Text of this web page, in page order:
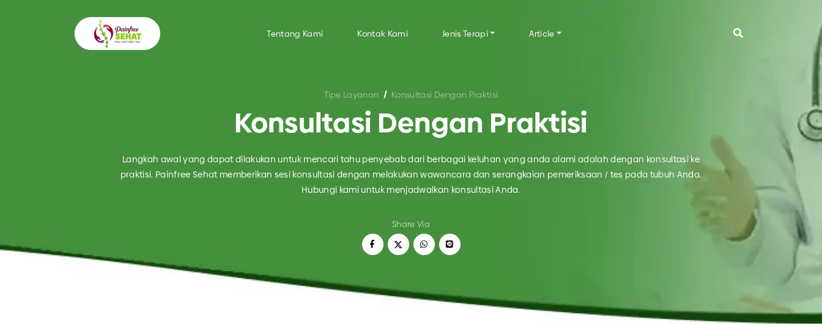
Tentang Kami Kontak Kami Jenis Terapi
Konsultasi Dengan Praktisi
Soft Tissue Massage
Article
FAQ
Tips Sehat
Tipe Layanan Konsultasi Dengan Praktisi
Konsultasi Dengan Praktisi
Langkah awal yang dapat dilakukan untuk mencari tahu penyebab dari berbagai keluhan yang anda alami adalah dengan konsultasi ke
praktisi. Painfree Sehat memberikan sesi konsultasi dengan melakukan wawancara dan serangkaian pemeriksaan / tes pada tubuh Anda.
Hubungi kami untuk menjadwalkan konsultasi Anda.
Share Via